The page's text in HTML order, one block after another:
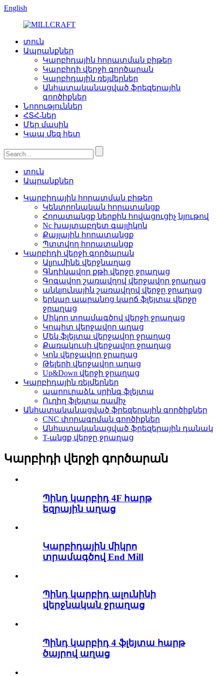
English
տուն
Ապրանքներ
Կարբիդային հորատման բիթեր
Կարբիդի վերջի գործարան
Կարբիդային ռեյմերներ
Անհատականացված ֆրեզերային
գործիքներ
Նորություններ
ՀՏՀ-ներ
Մեր մասին
Կապ մեզ հետ
տուն
Ապրանքներ
Կարբիդային հորատման բիթեր
Կենտրոնական հորատանցք
Հորատանցք ներքին հովացուցիչ նյութով
Nc խայտաբղետ գայլիկոն
Քայլային հորատանցք
Պտտվող հորատանցք
Կարբիդի վերջի գործարան
Ալյումինե վերջնաղաց
Գնդիկավոր քթի վերջը ջրաղաց
Գոգավոր շառավղով վերջավոր ջրաղաց
անկյունային շառավղով վերջը ջրաղաց
երկար պարանոց կարճ ֆլեյտա վերջը
ջրաղաց
Միկրո տրամագծով վերջի ջրաղաց
Կոպիտ վերջավոր աղաց
Մեկ ֆլեյտա վերջավոր ջրաղաց
Քառակուսի վերջավոր ջրաղաց
Կոն վերջավոր ջրաղաց
Թելերի վերջավոր աղաց
Up&Down վերջի ջրաղաց
Կարբիդային ռեյմերներ
պարուրաձև սրինգ ֆլեյտա
Ուղիղ ֆլեյտա ռամիչ
Անհատականացված ֆրեզերային գործիքներ
CNC փորագրման գործիքներ
Անհատականացված ֆրեզերային դանակ
T-անցք վերջը ջրաղաց
Կարբիդի վերջի գործարան
Պինդ կարբիդ 4F հարթ
եզրային աղաց
Կարբիդային միկրո
տրամագծով End Mill
Պինդ կարբիդ ալունինի
վերջնական ջրաղաց
Պինդ կարբիդ 4 ֆլեյտա հարթ
ծայրով աղաց